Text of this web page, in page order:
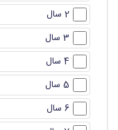
3 سال
5 سال